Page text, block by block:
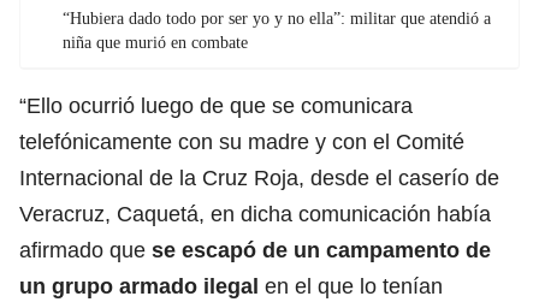
“Hubiera dado todo por ser yo y no ella”: militar que atendió a
niña que murió en combate
“Ello ocurrió luego de que se comunicara
telefónicamente con su madre y con el Comité
Internacional de la Cruz Roja, desde el caserío de
Veracruz, Caquetá, en dicha comunicación había
afirmado que se escapó de un campamento de
un grupo armado ilegal en el que lo tenían